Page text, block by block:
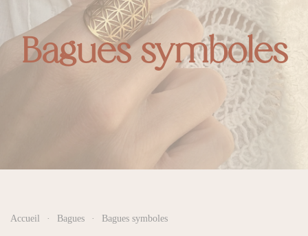
Bagues symboles
Accueil Bagues Bagues symboles